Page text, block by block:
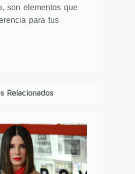
son elementos que
para tus
Relacionados